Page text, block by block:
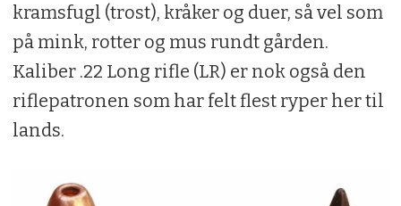
kramsfugl (trost), kråker og duer, så vel som
på mink, rotter og mus rundt gården.
Kaliber .22 Long rifle (LR) er nok også den
riflepatronen som har felt flest ryper her til
lands.